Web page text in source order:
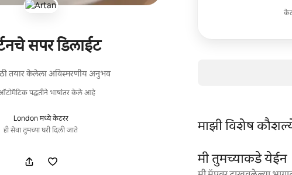
सपर डिलाईट
तयार केलेला अविस्मरणीय अनुभव
पद्धतीने भाषांतर केले आहे
London मध्ये केटरर
ही सेवा तुमच्या घरी दिली जाते
माझी विशेष
मी तुमच्याकडे येईन